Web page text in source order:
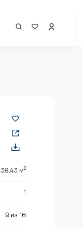
38.43 м2
1
9 из 16